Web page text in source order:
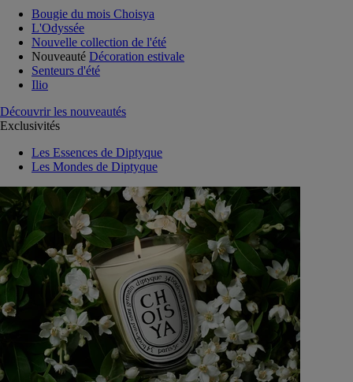
Bougie du mois Choisya
L'Odyssée
Nouvelle collection de l'été
Nouveauté Décoration estivale
Senteurs d'été
Ilio
Découvrir les nouveautés
Exclusivités
Les Essences de Diptyque
Les Mondes de Diptyque